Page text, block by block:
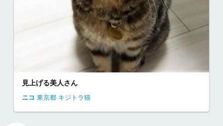
見上げる美人さん
ニコ 東京都 キジトラ猫